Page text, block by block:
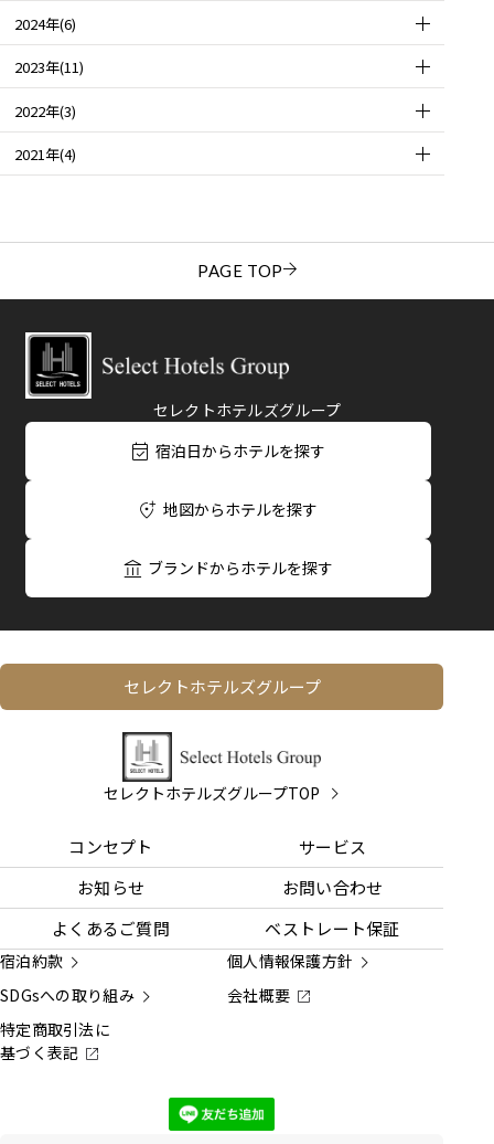
2024年(6)
2023年(11)
2022年(3)
2021年(4)
PAGE TOP
セレクトホテルズグループ
宿泊日からホテルを探す
地図からホテルを探す
ブランドからホテルを探す
セレクトホテルズグループ
セレクトホテルズグループTOP
コンセプト
サービス
お知らせ
お問い合わせ
よくあるご質問
ベストレート保証
宿泊約款
個人情報保護方針
SDGsへの取り組み
会社概要
特定商取引法に
基づく表記